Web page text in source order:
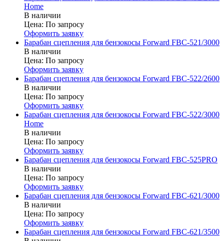
Home
В наличии
Цена: По запросу
Оформить заявку
Барабан сцепления для бензокосы Forward FBC-521/3000
В наличии
Цена: По запросу
Оформить заявку
Барабан сцепления для бензокосы Forward FBC-522/2600
В наличии
Цена: По запросу
Оформить заявку
Барабан сцепления для бензокосы Forward FBC-522/3000
Home
В наличии
Цена: По запросу
Оформить заявку
Барабан сцепления для бензокосы Forward FBC-525PRO
В наличии
Цена: По запросу
Оформить заявку
Барабан сцепления для бензокосы Forward FBC-621/3000
В наличии
Цена: По запросу
Оформить заявку
Барабан сцепления для бензокосы Forward FBC-621/3500